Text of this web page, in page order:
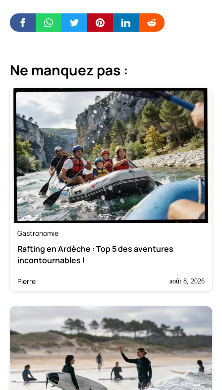
Ne manquez pas :
Gastronomie
Rafting en Ardèche : Top 5 des aventures
incontournables !
Pierre août 8, 2026